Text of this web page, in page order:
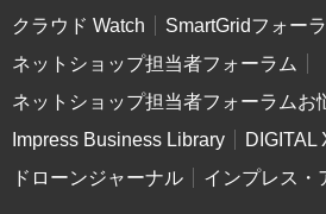
クラウド Watch
SmartGridフォー
ネットショップ担当者フォーラム
ネットショップ担当者フォーラムお
Impress Business Library
DIGITAL
ドローンジャーナル
インプレス・